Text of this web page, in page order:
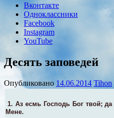
Вконтакте
Одноклассники
Facebook
Instagram
YouTube
Десять заповедей
Опубликовано 14.06.2014 Tihon
1. Аз есмь Господь Бог твой;
Мене.